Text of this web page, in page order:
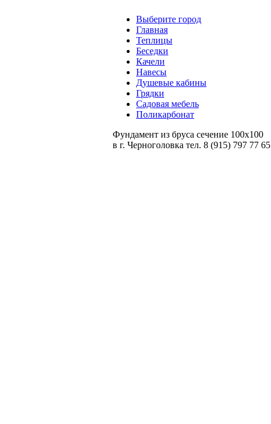
Выберите город
Главная
Теплицы
Беседки
Качели
Навесы
Душевые кабины
Грядки
Садовая мебель
Поликарбонат
Фундамент из бруса сечение 100х100
в г. Черноголовка тел. 8 (915) 797 77 65